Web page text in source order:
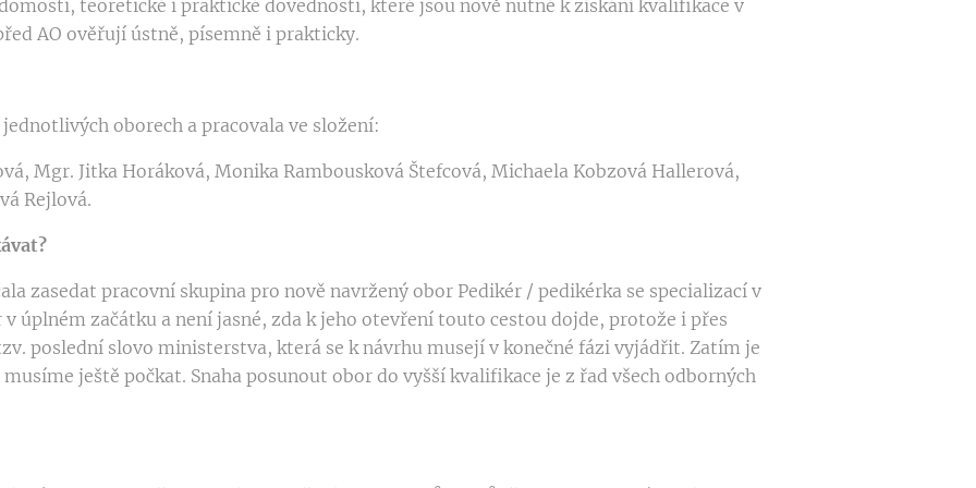
teoretické i praktické dovednosti, které jsou nově nutné k získání kvalifikace v
AO ověřují ústně, písemně i prakticky.
oborech a pracovala ve složení:
Mgr. Jitka Horáková, Monika Rambousková Štefcová, Michaela Kobzová Hallerová,
Rejlová.
zasedat pracovní skupina pro nově navržený obor Pedikér / pedikérka se specializací v
úplném začátku a není jasné, zda k jeho otevření touto cestou dojde, protože i přes
poslední slovo ministerstva, která se k návrhu musejí v konečné fázi vyjádřit. Zatím je
ještě počkat. Snaha posunout obor do vyšší kvalifikace je z řad všech odborných